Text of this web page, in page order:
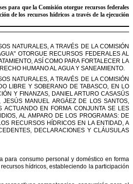
para que la Comisión otorgue recursos federales
de los recursos hídricos a través de la ejecución
NATURALES, A TRAVÉS DE LA COMISIÓN
" OTORGUE RECURSOS FEDERALES AL
ASÍ COMO PARA FORTALECER LA
HUMANO AL AGUA Y SANEAMIENTO.
NATURALES, A TRAVÉS DE LA COMISIÓN
LIBRE Y SOBERANO DE TABASCO, EN LO
Y FINANZAS, DANIEL ARTURO CASASÚS
JESÚS MANUEL ARGÁEZ DE LOS SANTOS,
ACTUANDO EN FORMA CONJUNTA SE LES
AL AMPARO DE LOS PROGRAMAS: DE
RECURSOS HÍDRICOS EN LA ENTIDAD, A
DECLARACIONES Y CLÁUSULAS
para consumo personal y doméstico en forma
hídricos, estableciendo la participación